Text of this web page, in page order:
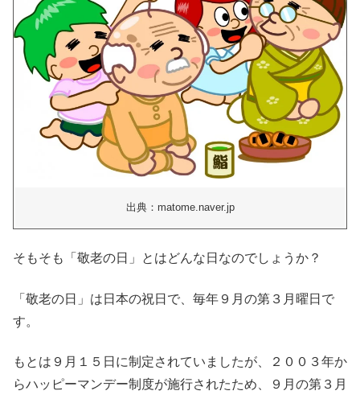
出典：matome.naver.jp
そもそも「敬老の日」とはどんな日なのでしょうか？
「敬老の日」は日本の祝日で、毎年９月の第３月曜日で
す。
もとは９月１５日に制定されていましたが、２００３年か
らハッピーマンデー制度が施行されたため、９月の第３月